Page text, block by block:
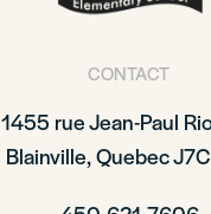
CONTACT
1455 rue Jean-Paul
Blainville, Quebec